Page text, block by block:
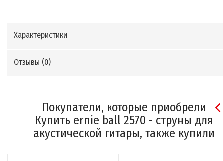
Характеристики
Отзывы (0)
Покупатели, которые приобрели
Купить ernie ball 2570 - струны для
акустической гитары, также купили